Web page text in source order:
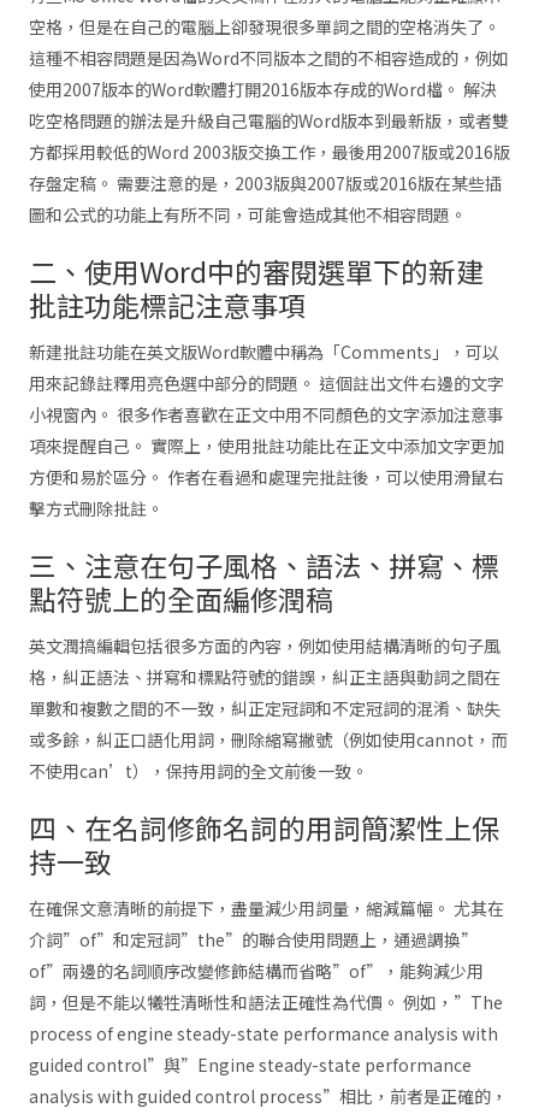
空格，但是在自己的電腦上卻發現很多單詞之間的空格消失了。
這種不相容問題是因為Word不同版本之間的不相容造成的，例如
使用2007版本的Word軟體打開2016版本存成的Word檔。 解決
吃空格問題的辦法是升級自己電腦的Word版本到最新版，或者雙
方都採用較低的Word 2003版交換工作，最後用2007版或2016版
存盤定稿。 需要注意的是，2003版與2007版或2016版在某些插
圖和公式的功能上有所不同，可能會造成其他不相容問題。
二、使用Word中的審閱選單下的新建
批註功能標記注意事項
新建批註功能在英文版Word軟體中稱為「Comments」，可以
用來記錄註釋用亮色選中部分的問題。 這個註出文件右邊的文字
小視窗內。 很多作者喜歡在正文中用不同顏色的文字添加注意事
項來提醒自己。 實際上，使用批註功能比在正文中添加文字更加
方便和易於區分。 作者在看過和處理完批註後，可以使用滑鼠右
擊方式刪除批註。
三、注意在句子風格、語法、拼寫、標
點符號上的全面編修潤稿
英文潤搞編輯包括很多方面的內容，例如使用結構清晰的句子風
格，糾正語法、拼寫和標點符號的錯誤，糾正主語與動詞之間在
單數和複數之間的不一致，糾正定冠詞和不定冠詞的混淆、缺失
或多餘，糾正口語化用詞，刪除縮寫撇號（例如使用cannot，而
不使用can’t），保持用詞的全文前後一致。
四、在名詞修飾名詞的用詞簡潔性上保
持一致
在確保文意清晰的前提下，盡量減少用詞量，縮減篇幅。 尤其在
介詞”of”和定冠詞”the”的聯合使用問題上，通過調換”
of”兩邊的名詞順序改變修飾結構而省略”of”，能夠減少用
詞，但是不能以犧牲清晰性和語法正確性為代價。 例如，”The
process of engine steady-state performance analysis with
guided control”與”Engine steady-state performance
analysis with guided control process”相比，前者是正確的，